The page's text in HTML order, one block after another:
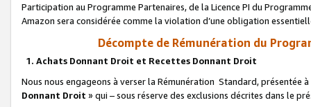
Participation au Programme Partenaires, de la Licence PI du
Amazon sera considérée comme la violation d’une obligation
Décompte de Rémunération du
1. Achats Donnant Droit et Recettes Donnant Droit
Nous nous engageons à verser la Rémunération Standard, présentée
Donnant Droit » qui – sous réserve des exclusions décrites dans le